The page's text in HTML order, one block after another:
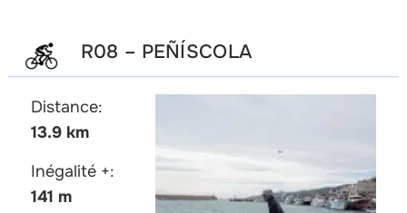
R08 – PEÑÍSCOLA
Distance:
13.9 km
Inégalité +:
141 m